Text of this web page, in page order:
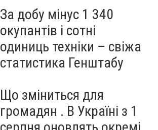
За добу мінус 1 340
окупантів і сотні
одиниць техніки – свіжа
статистика Генштабу
Що зміниться для
громадян . В Україні з 1